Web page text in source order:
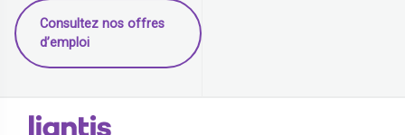
Consultez nos offres
d’emploi